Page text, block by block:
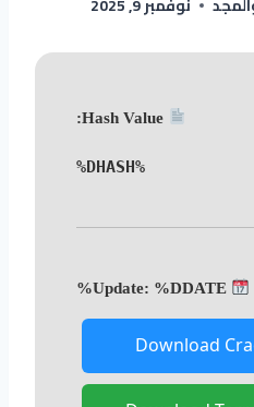
%DHASH%
Download